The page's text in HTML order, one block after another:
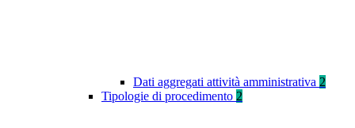
Dati aggregati attività amministrativa 2
Tipologie di procedimento 2